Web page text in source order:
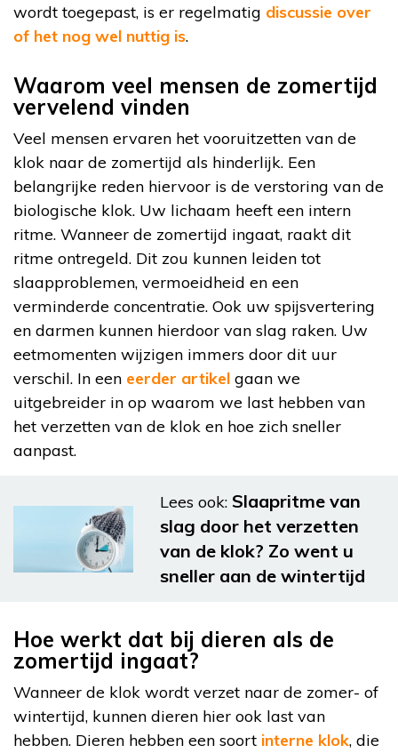
wordt toegepast, is er regelmatig discussie over
of het nog wel nuttig is.
Waarom veel mensen de zomertijd
vervelend vinden
Veel mensen ervaren het vooruitzetten van de
klok naar de zomertijd als hinderlijk. Een
belangrijke reden hiervoor is de verstoring van de
biologische klok. Uw lichaam heeft een intern
ritme. Wanneer de zomertijd ingaat, raakt dit
ritme ontregeld. Dit zou kunnen leiden tot
slaapproblemen, vermoeidheid en een
verminderde concentratie. Ook uw spijsvertering
en darmen kunnen hierdoor van slag raken. Uw
eetmomenten wijzigen immers door dit uur
verschil. In een eerder artikel gaan we
uitgebreider in op waarom we last hebben van
het verzetten van de klok en hoe zich sneller
aanpast.
Lees ook: Slaapritme van
slag door het verzetten
van de klok? Zo went u
sneller aan de wintertijd
Hoe werkt dat bij dieren als de
zomertijd ingaat?
Wanneer de klok wordt verzet naar de zomer- of
wintertijd, kunnen dieren hier ook last van
hebben. Dieren hebben een soort interne klok, die